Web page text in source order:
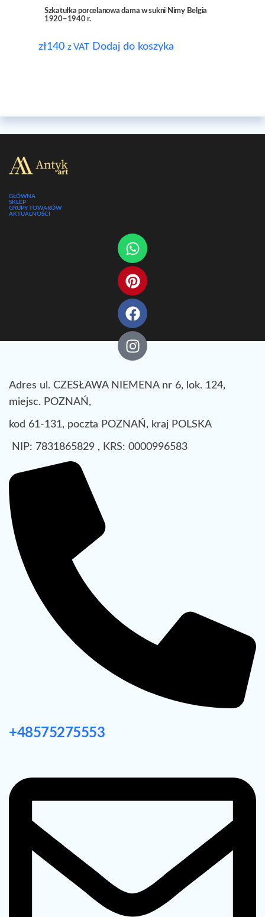
Szkatułka porcelanowa dama w sukni Nimy Belgia
1920–1940 r.
zł140 z VAT Dodaj do koszyka
GŁÓWNA
SKLEP
GRUPY TOWARÓW
AKTUALNOŚCI
Adres ul. CZESŁAWA NIEMENA nr 6, lok. 124,
miejsc. POZNAŃ,
kod 61-131, poczta POZNAŃ, kraj POLSKA
NIP: 7831865829 , KRS: 0000996583
+48575275553